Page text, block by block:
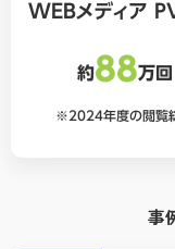
WEBメディア
約88万回
※2024年度の閲覧
事